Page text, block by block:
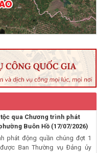
hồ sơ mất Giấy chứng nhận
Châu và bà Nguyễn Thị
quyền sử dụng đất, tài sản
và ông Lê Đình Hậu sử
Lắk
quả kiểm tra hồ sơ đăng
thêm của ông Nguyễn Tấn
qua Chương trình phát
Buôn Hồ (17/07/2026)
phát động quần chúng đợt 1
Ban Thường vụ Đảng ủy